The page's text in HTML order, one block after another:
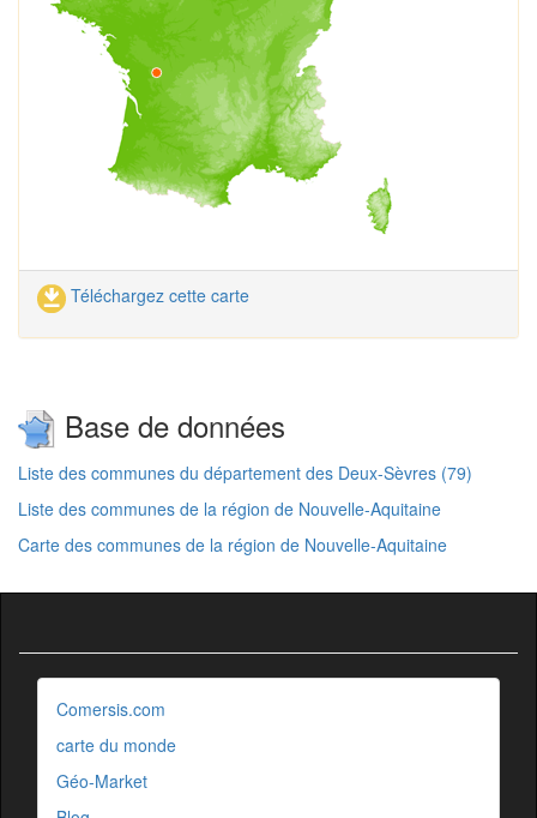
Téléchargez cette carte
Base de données
Liste des communes du département des Deux-Sèvres (79)
Liste des communes de la région de Nouvelle-Aquitaine
Carte des communes de la région de Nouvelle-Aquitaine
Comersis.com
carte du monde
Géo-Market